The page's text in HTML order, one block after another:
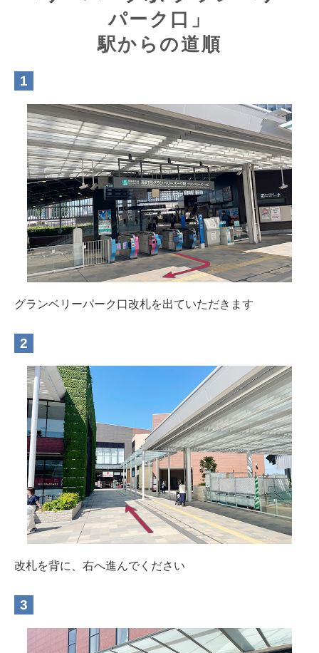
パーク口」
駅からの道順
グランベリーパーク口改札を出ていただきます
改札を背に、右へ進んでください